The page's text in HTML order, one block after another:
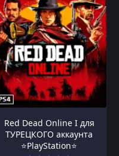
Red Dead Online I для
ТУРЕЦКОГО аккаунта
⭐PlayStation⭐